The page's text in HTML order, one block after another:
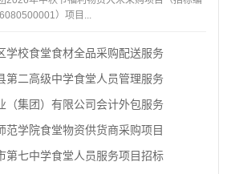
）项目...
学校食堂食材全品采购配送服务
第二高级中学食堂人员管理服务
（集团）有限公司会计外包服务
范学院食堂物资供货商采购项目
第七中学食堂人员服务项目招标